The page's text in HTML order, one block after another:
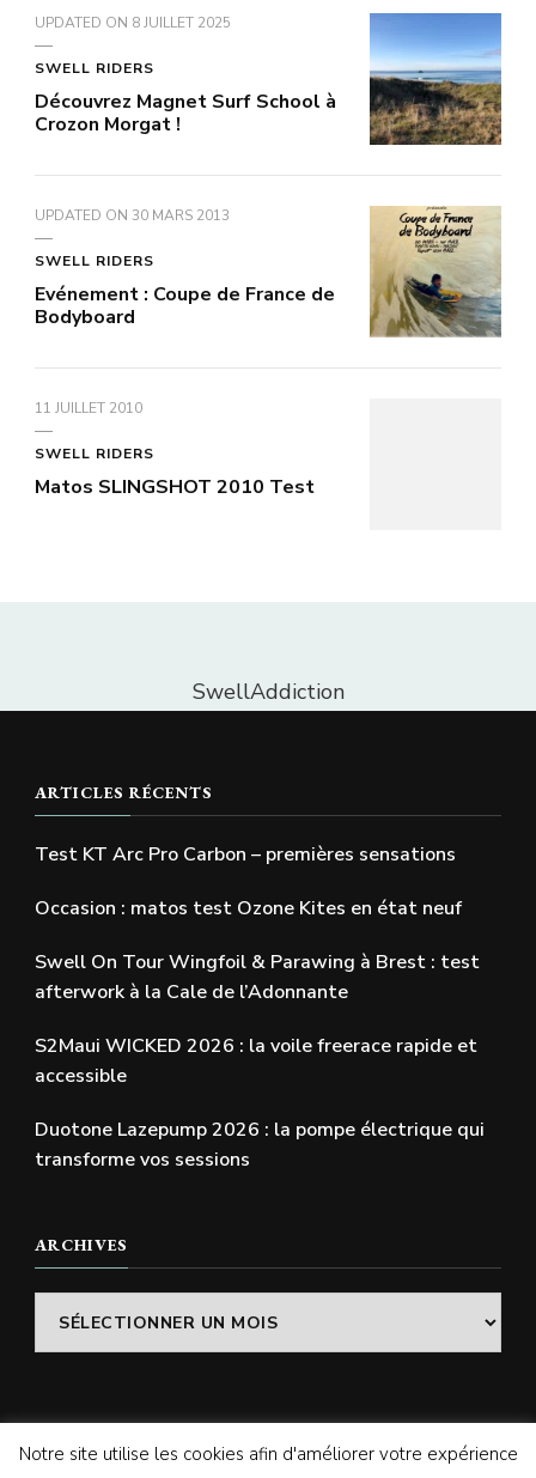
UPDATED ON 8 JUILLET 2025
SWELL RIDERS
Découvrez Magnet Surf School à
Crozon Morgat !
UPDATED ON 30 MARS 2013
SWELL RIDERS
Evénement : Coupe de France de
Bodyboard
11 JUILLET 2010
SWELL RIDERS
Matos SLINGSHOT 2010 Test
SwellAddiction
ARTICLES RÉCENTS
Test KT Arc Pro Carbon – premières sensations
Occasion : matos test Ozone Kites en état neuf
Swell On Tour Wingfoil & Parawing à Brest : test
afterwork à la Cale de l’Adonnante
S2Maui WICKED 2026 : la voile freerace rapide et
accessible
Duotone Lazepump 2026 : la pompe électrique qui
transforme vos sessions
ARCHIVES
Archives
© Copyright 2026SWELLADDICTION | Le blog. Tous
Notre site utilise les cookies afin d'améliorer votre expérience